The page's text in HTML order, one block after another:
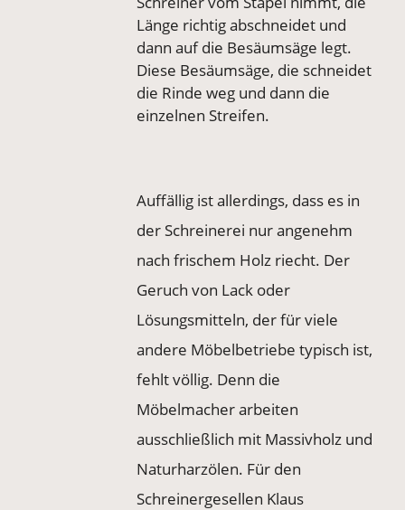
Länge richtig abschneidet und
dann auf die Besäumsäge legt.
Diese Besäumsäge, die schneidet
die Rinde weg und dann die
einzelnen Streifen.
Auffällig ist allerdings, dass es in
der Schreinerei nur angenehm
nach frischem Holz riecht. Der
Geruch von Lack oder
Lösungsmitteln, der für viele
andere Möbelbetriebe typisch ist,
fehlt völlig. Denn die
Möbelmacher arbeiten
ausschließlich mit Massivholz und
Naturharzölen. Für den
Schreinergesellen Klaus